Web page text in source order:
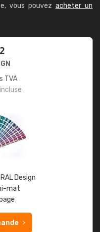
vous pouvez acheter un
TVA
Design
mat